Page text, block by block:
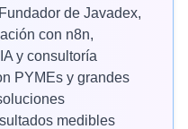
de Javadex,
con n8n,
y consultoría
PYMEs y grandes
medibles